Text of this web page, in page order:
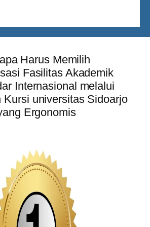
Harus Memilih
Fasilitas Akademik
Internasional melalui
Kursi universitas Sidoarjo
Ergonomis